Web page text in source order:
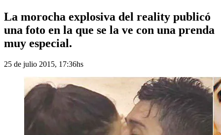
La morocha explosiva del reality publicó
una foto en la que se la ve con una prenda
muy especial.
25 de julio 2015, 17:36hs